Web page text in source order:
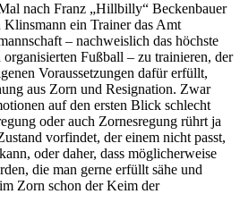
nach Franz „Hillbilly“ Beckenbauer
ein Trainer das Amt
– nachweislich das höchste
Fußball – zu trainieren, der
Voraussetzungen dafür erfüllt,
aus Zorn und Resignation. Zwar
auf den ersten Blick schlecht
oder auch Zornesregung rührt ja
vorfindet, der einem nicht passt,
oder daher, dass möglicherweise
die man gerne erfüllt sähe und
Zorn schon der Keim der